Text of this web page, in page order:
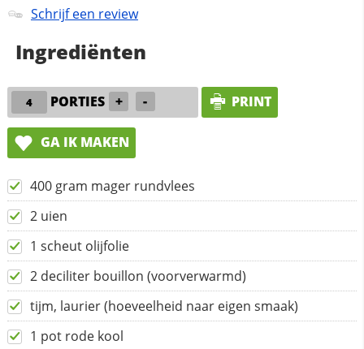
Schrijf een review
Ingrediënten
PORTIES + - PRINT
GA IK MAKEN
400 gram mager rundvlees
2 uien
1 scheut olijfolie
2 deciliter bouillon (voorverwarmd)
tijm, laurier (hoeveelheid naar eigen smaak)
1 pot rode kool